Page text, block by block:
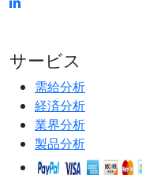
サービス
需給分析
経済分析
業界分析
製品分析